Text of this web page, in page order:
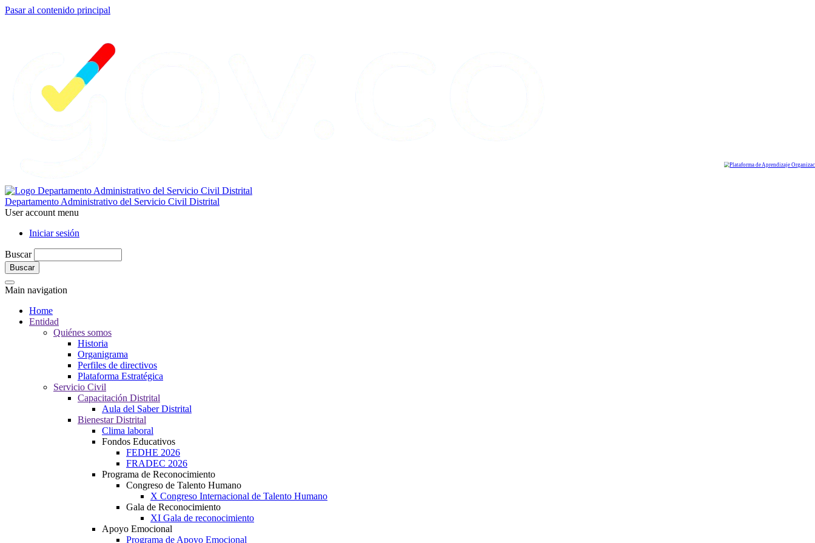
Pasar al contenido principal
Departamento Administrativo del Servicio Civil Distrital
User account menu
Iniciar sesión
Buscar
Main navigation
Home
Entidad
Quiénes somos
Historia
Organigrama
Perfiles de directivos
Plataforma Estratégica
Servicio Civil
Capacitación Distrital
Aula del Saber Distrital
Bienestar Distrital
Clima laboral
Fondos Educativos
FEDHE 2026
FRADEC 2026
Programa de Reconocimiento
Congreso de Talento Humano
X Congreso Internacional de Talento Humano
Gala de Reconocimiento
XI Gala de reconocimiento
Apoyo Emocional
Programa de Apoyo Emocional